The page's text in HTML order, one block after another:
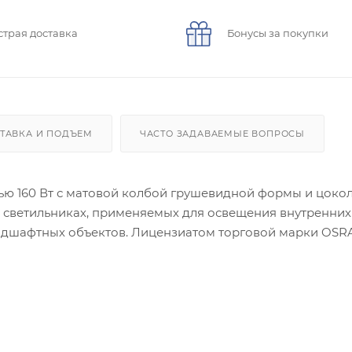
доставка Бонусы за покупки
И ПОДЪЕМ ЧАСТО ЗАДАВАЕМЫЕ ВОПРОСЫ
160 Вт с матовой колбой грушевидной формы и
применяемых для освещения внутренних
объектов. Лицензиатом торговой марки